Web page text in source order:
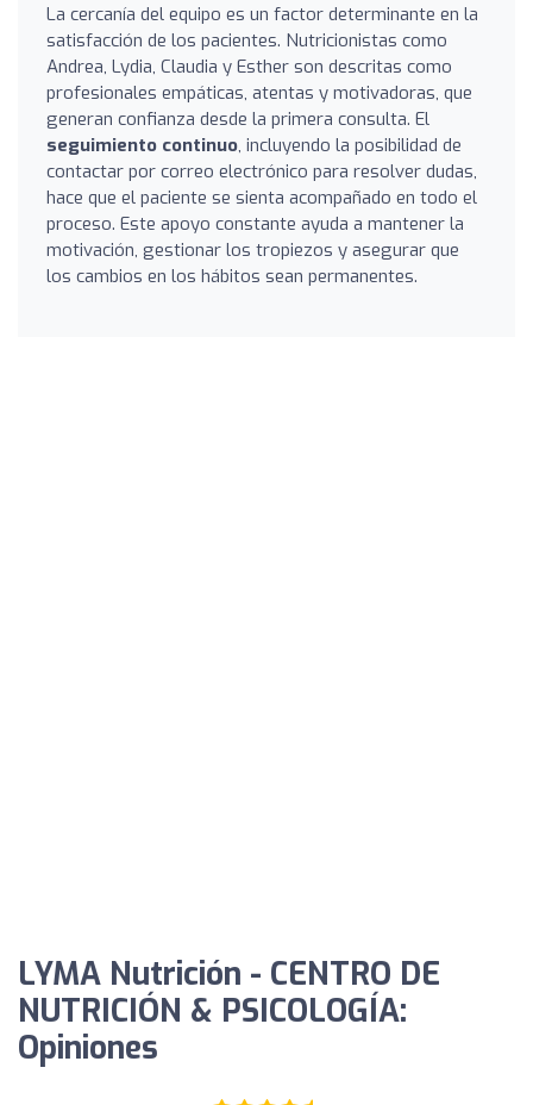
La cercanía del equipo es un factor determinante en la
satisfacción de los pacientes. Nutricionistas como
Andrea, Lydia, Claudia y Esther son descritas como
profesionales empáticas, atentas y motivadoras, que
generan confianza desde la primera consulta. El
seguimiento continuo, incluyendo la posibilidad de
contactar por correo electrónico para resolver dudas,
hace que el paciente se sienta acompañado en todo el
proceso. Este apoyo constante ayuda a mantener la
motivación, gestionar los tropiezos y asegurar que
los cambios en los hábitos sean permanentes.
LYMA Nutrición - CENTRO DE
NUTRICIÓN & PSICOLOGÍA:
Opiniones